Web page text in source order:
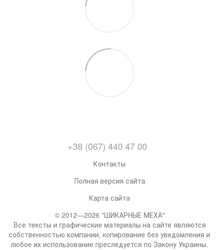
+38 (067) 440 47 00
Контакты
Полная версия сайта
Карта сайта
© 2012—2026 "ШИКАРНЫЕ МЕХА"
Все тексты и графические материалы на сайте являются
собственностью компании, копирование без уведомления и
любое их использование преследуется по Закону Украины.